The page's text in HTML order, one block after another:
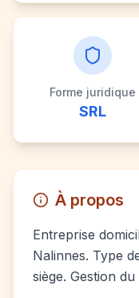
Forme juridique
SRL
À propos
Entreprise
Nalinnes. Type
siège. Gestion